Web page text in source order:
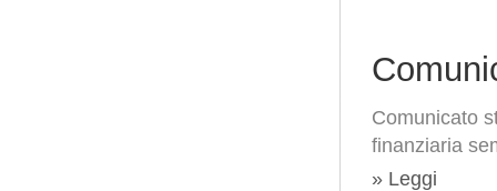
Comunicato
finanziaria
» Leggi